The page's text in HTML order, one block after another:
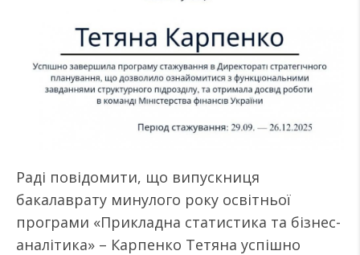
Раді повідомити, що випускниця
бакалаврату минулого року освітньої
програми «Прикладна статистика та бізнес-
аналітика» – Карпенко Тетяна успішно